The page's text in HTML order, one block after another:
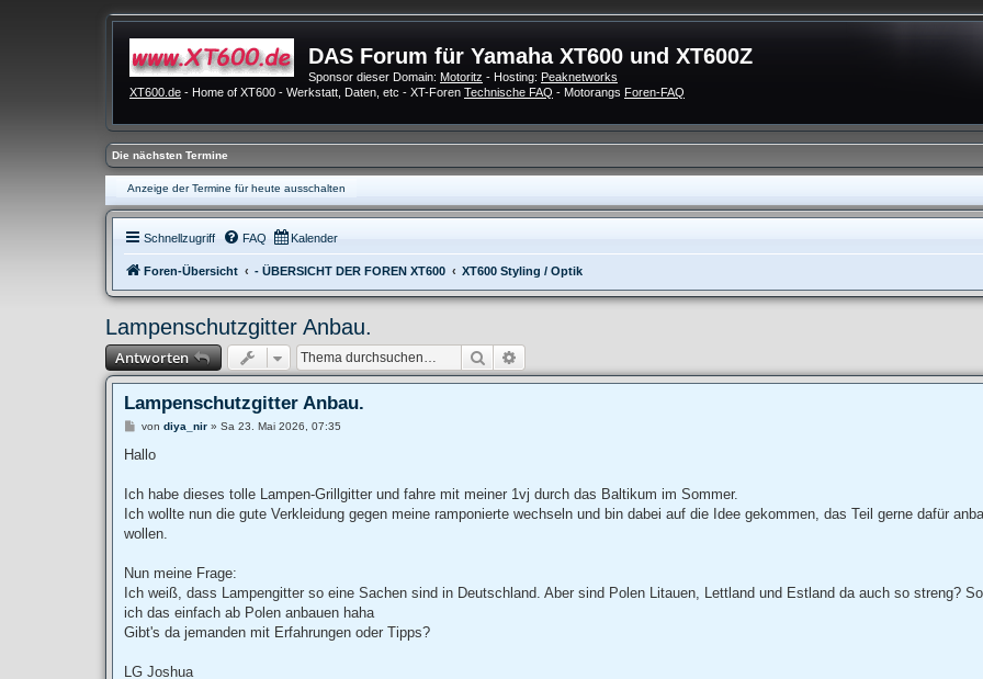
DAS Forum für Yamaha XT600 und XT600Z
Sponsor dieser Domain: Motoritz - Hosting: Peaknetworks
XT600.de - Home of XT600 - Werkstatt, Daten, etc - XT-Foren Technische FAQ - Motorangs Foren-FAQ
Die nächsten Termine
Anzeige der Termine für heute ausschalten
Schnellzugriff FAQ Kalender
Foren-Übersicht - ÜBERSICHT DER FOREN XT600 XT600 Styling / Optik
Lampenschutzgitter Anbau.
Antworten Suche
Lampenschutzgitter Anbau.
B
i
a
von diya_nir» Sa 23. Mai 2026, 07:35
Hallo
Ich habe dieses tolle Lampen-Grillgitter und fahre mit meiner 1vj durch das Baltikum im Sommer.
Ich wollte nun die gute Verkleidung gegen meine ramponierte wechseln und bin dabei auf die Idee gekommen, das Teil gerne dafür
wollen.
Nun meine Frage:
Ich weiß, dass Lampengitter so eine Sachen sind in Deutschland. Aber sind Polen Litauen, Lettland und Estland da auch so streng?
ich das einfach ab Polen anbauen haha
Gibt's da jemanden mit Erfahrungen oder Tipps?
LG Joshua